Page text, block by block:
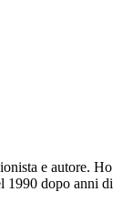
e autore. Ho
1990 dopo anni di